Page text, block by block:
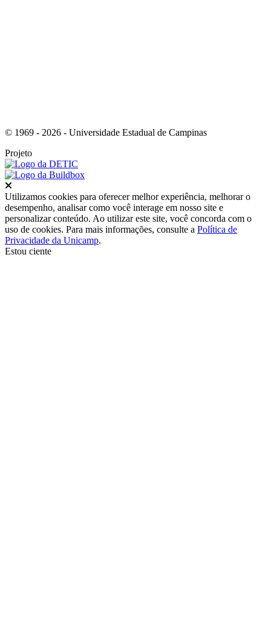
© 1969 - 2026 - Universidade Estadual de Campinas
Projeto
Utilizamos cookies para oferecer melhor experiência, melhorar o
desempenho, analisar como você interage em nosso site e
personalizar conteúdo. Ao utilizar este site, você concorda com o
uso de cookies. Para mais informações, consulte a Política de
Privacidade da Unicamp.
Estou ciente